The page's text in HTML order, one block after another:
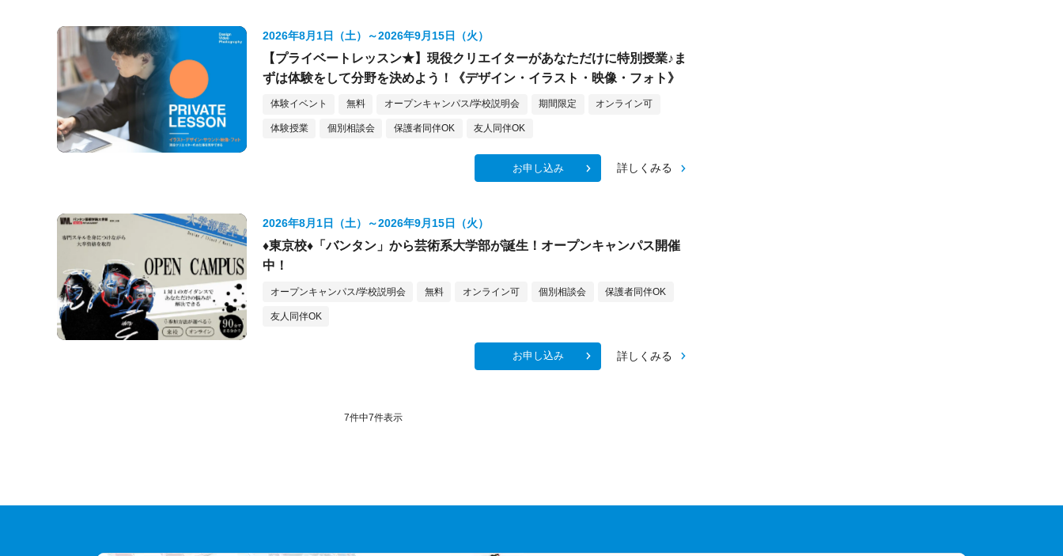
2026年8月1日（土）～2026年9月15日（火）
【プライベートレッスン★】現役クリエイターがあなただけに特別授業♪ま
ずは体験をして分野を決めよう！《デザイン・イラスト・映像・フォト》
体験イベント 無料 オープンキャンパス/学校説明会 期間限定 オンライン可
体験授業 個別相談会 保護者同伴OK 友人同伴OK
お申し込み 詳しくみる
2026年8月1日（土）～2026年9月15日（火）
♦東京校♦「バンタン」から芸術系大学部が誕生！オープンキャンパス開催
中！
オープンキャンパス/学校説明会 無料 オンライン可 個別相談会 保護者同伴OK
友人同伴OK
お申し込み 詳しくみる
7件中7件表示